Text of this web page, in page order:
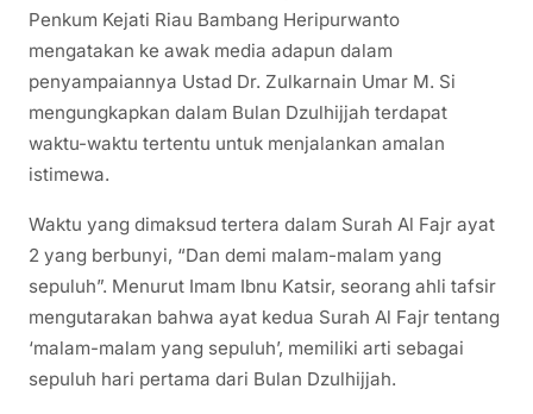
Penkum Kejati Riau Bambang Heripurwanto
mengatakan ke awak media adapun dalam
penyampaiannya Ustad Dr. Zulkarnain Umar M. Si
mengungkapkan dalam Bulan Dzulhijjah terdapat
waktu-waktu tertentu untuk menjalankan amalan
istimewa.
Waktu yang dimaksud tertera dalam Surah Al Fajr ayat
2 yang berbunyi, “Dan demi malam-malam yang
sepuluh”. Menurut Imam Ibnu Katsir, seorang ahli tafsir
mengutarakan bahwa ayat kedua Surah Al Fajr tentang
‘malam-malam yang sepuluh’, memiliki arti sebagai
sepuluh hari pertama dari Bulan Dzulhijjah.